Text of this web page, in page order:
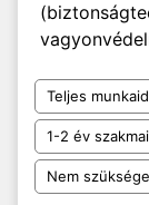
Teljes
1-2 év
Nem